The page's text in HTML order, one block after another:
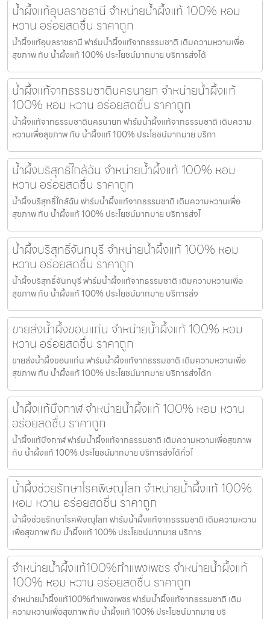
น้ำผึ้งแท้อุบลราชธานี จำหน่ายน้ำผึ้งแท้ 100% หอม
หวาน อร่อยสดชื่น ราคาถูก
น้ำผึ้งแท้อุบลราชธานี ฟาร์มน้ำผึ้งแท้จากธรรมชาติ เติมความหวานเพื่อ
สุขภาพ กับ น้ำผึ้งแท้ 100% ประโยชน์มากมาย บริการส่งได้
น้ำผึ้งแท้จากธรรมชาตินครนายก จำหน่ายน้ำผึ้งแท้
100% หอม หวาน อร่อยสดชื่น ราคาถูก
น้ำผึ้งแท้จากธรรมชาตินครนายก ฟาร์มน้ำผึ้งแท้จากธรรมชาติ เติมความ
หวานเพื่อสุขภาพ กับ น้ำผึ้งแท้ 100% ประโยชน์มากมาย บริกา
น้ำผึ้งบริสุทธิ์ใกล้ฉัน จำหน่ายน้ำผึ้งแท้ 100% หอม
หวาน อร่อยสดชื่น ราคาถูก
น้ำผึ้งบริสุทธิ์ใกล้ฉัน ฟาร์มน้ำผึ้งแท้จากธรรมชาติ เติมความหวานเพื่อ
สุขภาพ กับ น้ำผึ้งแท้ 100% ประโยชน์มากมาย บริการส่งไ
น้ำผึ้งบริสุทธิ์จันทบุรี จำหน่ายน้ำผึ้งแท้ 100% หอม
หวาน อร่อยสดชื่น ราคาถูก
น้ำผึ้งบริสุทธิ์จันทบุรี ฟาร์มน้ำผึ้งแท้จากธรรมชาติ เติมความหวานเพื่อ
สุขภาพ กับ น้ำผึ้งแท้ 100% ประโยชน์มากมาย บริการส่ง
ขายส่งน้ำผึ้งขอนแก่น จำหน่ายน้ำผึ้งแท้ 100% หอม
หวาน อร่อยสดชื่น ราคาถูก
ขายส่งน้ำผึ้งขอนแก่น ฟาร์มน้ำผึ้งแท้จากธรรมชาติ เติมความหวานเพื่อ
สุขภาพ กับ น้ำผึ้งแท้ 100% ประโยชน์มากมาย บริการส่งได้ท
น้ำผึ้งแท้บึงกาฬ จำหน่ายน้ำผึ้งแท้ 100% หอม หวาน
อร่อยสดชื่น ราคาถูก
น้ำผึ้งแท้บึงกาฬ ฟาร์มน้ำผึ้งแท้จากธรรมชาติ เติมความหวานเพื่อสุขภาพ
กับ น้ำผึ้งแท้ 100% ประโยชน์มากมาย บริการส่งได้ทั่วไ
น้ำผึ้งช่วยรักษาโรคพิษณุโลก จำหน่ายน้ำผึ้งแท้ 100%
หอม หวาน อร่อยสดชื่น ราคาถูก
น้ำผึ้งช่วยรักษาโรคพิษณุโลก ฟาร์มน้ำผึ้งแท้จากธรรมชาติ เติมความหวาน
เพื่อสุขภาพ กับ น้ำผึ้งแท้ 100% ประโยชน์มากมาย บริการ
จำหน่ายน้ำผึ้งแท้100%กำแพงเพชร จำหน่ายน้ำผึ้งแท้
100% หอม หวาน อร่อยสดชื่น ราคาถูก
จำหน่ายน้ำผึ้งแท้100%กำแพงเพชร ฟาร์มน้ำผึ้งแท้จากธรรมชาติ เติม
ความหวานเพื่อสุขภาพ กับ น้ำผึ้งแท้ 100% ประโยชน์มากมาย บริ